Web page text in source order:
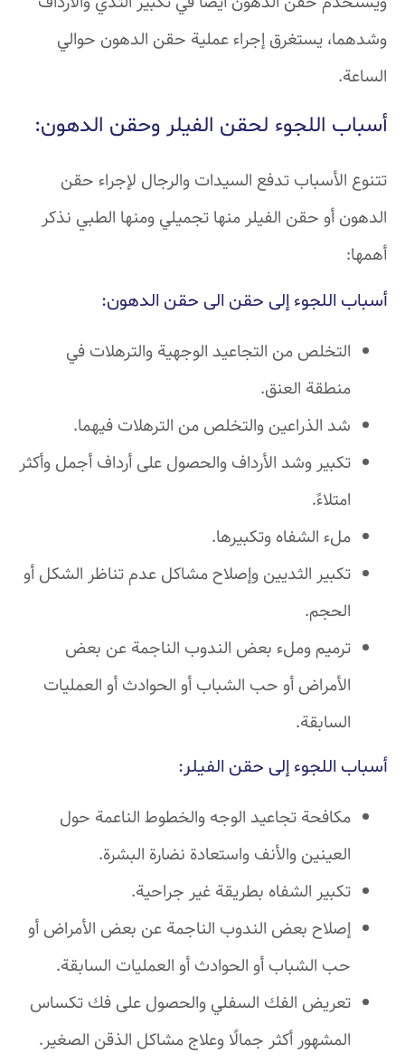
وشدهما، يستغرق إجراء عملية حقن الدهون حوالي
الساعة.
أسباب اللجوء لحقن الفيلر وحقن الدهون:
تتنوع الأسباب تدفع السيدات والرجال لإجراء حقن
الدهون أو حقن الفيلر منها تجميلي ومنها الطبي نذكر
أهمها:
أسباب اللجوء إلى حقن الى حقن الدهون:
التخلص من التجاعيد الوجهية والترهلات في
منطقة العنق.
شد الذراعين والتخلص من الترهلات فيهما.
تكبير وشد الأرداف والحصول على أرداف أجمل وأكثر
امتلاءً.
ملء الشفاه وتكبيرها.
تكبير الثديين وإصلاح مشاكل عدم تناظر الشكل أو
الحجم.
ترميم وملء بعض الندوب الناجمة عن بعض
الأمراض أو حب الشباب أو الحوادث أو العمليات
السابقة.
أسباب اللجوء إلى حقن الفيلر:
مكافحة تجاعيد الوجه والخطوط الناعمة حول
العينين والأنف واستعادة نضارة البشرة.
تكبير الشفاه بطريقة غير جراحية.
إصلاح بعض الندوب الناجمة عن بعض الأمراض أو
حب الشباب أو الحوادث أو العمليات السابقة.
تعريض الفك السفلي والحصول على فك تكساس
المشهور أكثر جمالًا وعلاج مشاكل الذقن الصغير.